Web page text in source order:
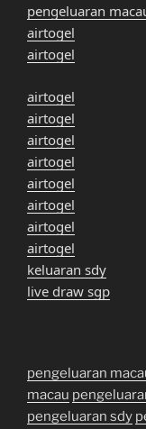
pengeluaran
airtogel
airtogel
airtogel
airtogel
airtogel
airtogel
airtogel
airtogel
airtogel
airtogel
keluaran sdy
live draw sgp
pengeluaran
macau
pengeluaran sdy